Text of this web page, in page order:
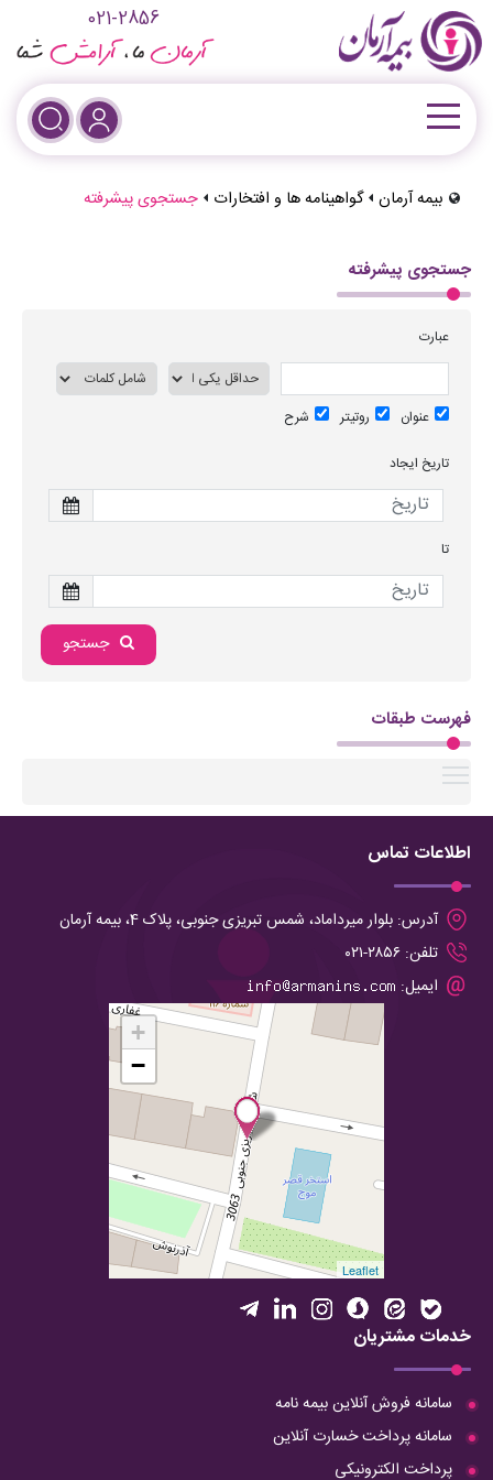
021-2856
بیمه آرمان گواهینامه ها و افتخارات جستجوی پیشرفته
جستجوی پیشرفته
عبارت
عنوان روتیتر شرح
تاریخ ایجاد
تا
جستجو
فهرست طبقات
اطلاعات تماس
آدرس: بلوار میرداماد، شمس تبریزی جنوبی، پلاک 4، بیمه آرمان
تلفن: ۲۸۵۶-۰۲۱
ایمیل:
+
−
Leaflet
خدمات مشتریان
سامانه فروش آنلاین بیمه نامه
سامانه پرداخت خسارت آنلاین
پرداخت الکترونیکی